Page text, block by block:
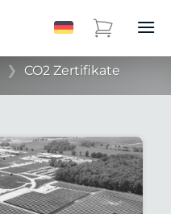
❯ CO2 Zertifikate